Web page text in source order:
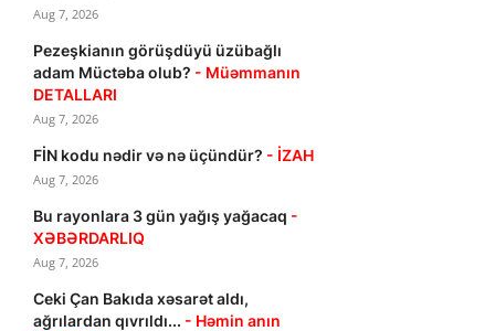
Aug 7, 2026
Pezeşkianın görüşdüyü üzübağlı
adam Müctəba olub? - Müəmmanın
DETALLARI
Aug 7, 2026
FİN kodu nədir və nə üçündür? - İZAH
Aug 7, 2026
Bu rayonlara 3 gün yağış yağacaq -
XƏBƏRDARLIQ
Aug 7, 2026
Ceki Çan Bakıda xəsarət aldı,
ağrılardan qıvrıldı... - Həmin anın